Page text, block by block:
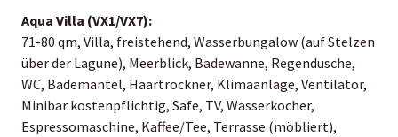
Aqua Villa (VX1/VX7):
71-80 qm, Villa, freistehend, Wasserbungalow (auf Stelzen
über der Lagune), Meerblick, Badewanne, Regendusche,
WC, Bademantel, Haartrockner, Klimaanlage, Ventilator,
Minibar kostenpflichtig, Safe, TV, Wasserkocher,
Espressomaschine, Kaffee/Tee, Terrasse (möbliert),